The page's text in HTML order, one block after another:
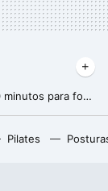
El entrenamiento de hombros en tan solo 10 minutos para fortalecer tus brazos utilizando unas mancuernas
Por qué los vasos salen blanquecinos de tu lavavajillas: el remedio casero que resuelve el problema
Pilates